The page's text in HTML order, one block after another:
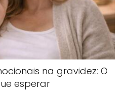
na gravidez: O
esperar